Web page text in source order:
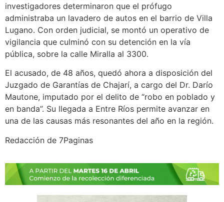
investigadores determinaron que el prófugo
administraba un lavadero de autos en el barrio de Villa
Lugano. Con orden judicial, se montó un operativo de
vigilancia que culminó con su detención en la vía
pública, sobre la calle Miralla al 3300.
El acusado, de 48 años, quedó ahora a disposición del
Juzgado de Garantías de Chajarí, a cargo del Dr. Darío
Mautone, imputado por el delito de “robo en poblado y
en banda”. Su llegada a Entre Ríos permite avanzar en
una de las causas más resonantes del año en la región.
Redacción de 7Paginas